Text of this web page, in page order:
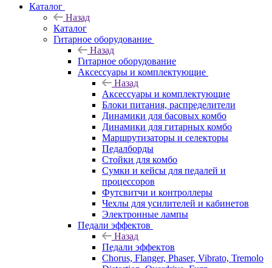
Каталог
Назад
Каталог
Гитарное оборудование
Назад
Гитарное оборудование
Аксессуары и комплектующие
Назад
Аксессуары и комплектующие
Блоки питания, распределители
Динамики для басовых комбо
Динамики для гитарных комбо
Маршрутизаторы и селекторы
Педалборды
Стойки для комбо
Сумки и кейсы для педалей и
процессоров
Футсвитчи и контроллеры
Чехлы для усилителей и кабинетов
Электронные лампы
Педали эффектов
Назад
Педали эффектов
Chorus, Flanger, Phaser, Vibrato, Tremolo